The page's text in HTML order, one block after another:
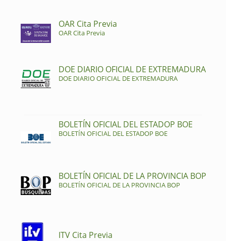
OAR Cita Previa
OAR Cita Previa
DOE DIARIO OFICIAL DE EXTREMADURA
DOE DIARIO OFICIAL DE EXTREMADURA
BOLETÍN OFICIAL DEL ESTADOP BOE
BOLETÍN OFICIAL DEL ESTADOP BOE
BOLETÍN OFICIAL DE LA PROVINCIA BOP
BOLETÍN OFICIAL DE LA PROVINCIA BOP
ITV Cita Previa